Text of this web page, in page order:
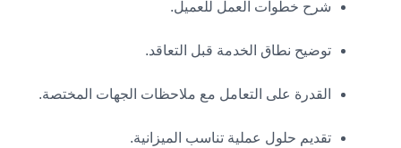
شرح خطوات العمل للعميل.
توضيح نطاق الخدمة قبل التعاقد.
القدرة على التعامل مع ملاحظات الجهات المختصة.
تقديم حلول عملية تناسب الميزانية.